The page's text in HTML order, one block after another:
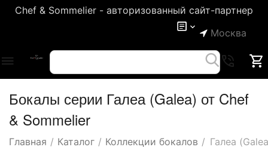
Chef & Sommelier - авторизованный сайт-партнер
Москва
Бокалы серии Галеа (Galea) от Chef
& Sommelier
Главная / Каталог / Коллекции бокалов / Галеа